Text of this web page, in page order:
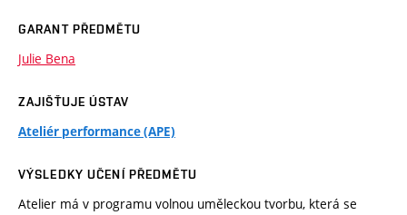
GARANT PŘEDMĚTU
Julie Bena
ZAJIŠŤUJE ÚSTAV
Ateliér performance (APE)
VÝSLEDKY UČENÍ PŘEDMĚTU
Atelier má v programu volnou uměleckou tvorbu, která se